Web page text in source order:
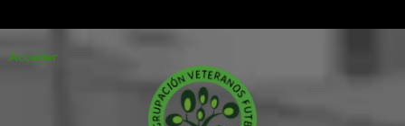
alAcceder